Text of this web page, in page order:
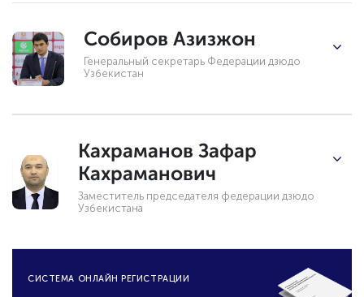
Собиров Азизжон
Генеральный секретарь Федерации дзюдо
Узбекистан
Кахраманов Зафар
Кахраманович
Заместитель председателя федерации дзюдо
Узбекистана
CИСТЕМА ОНЛАЙН РЕГИСТРАЦИИ